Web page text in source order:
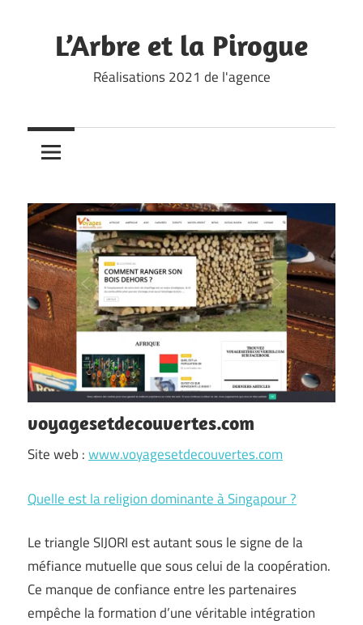
contentL’Arbre et la Pirogue
Réalisations 2021 de l'agence
voyagesetdecouvertes.com
Site web :www.voyagesetdecouvertes.com
Quelle est la religion dominante à Singapour ?
Le triangle SIJORI est autant sous le signe de la
méfiance mutuelle que sous celui de la coopération.
Ce manque de confiance entre les partenaires
empêche la formation d’une véritable intégration